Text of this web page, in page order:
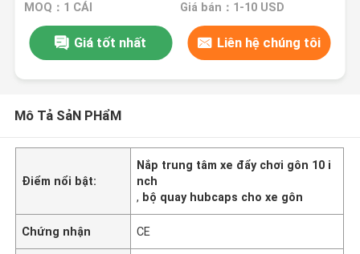
MOQ：1 CÁI Giá bán：1-10 USD
Giá tốt nhất Liên hệ chúng tôi
Mô Tả SảN PHẩM
Điểm nổi bật:
Nắp trung tâm xe đẩy chơi gôn 10 i
nch
, bộ quay hubcaps cho xe gôn
Chứng nhận CE